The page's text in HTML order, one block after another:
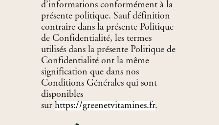
d’informations conformément à la
présente politique. Sauf définition
contraire dans la présente Politique
de Confidentialité, les termes
utilisés dans la présente Politique de
Confidentialité ont la même
signification que dans nos
Conditions Générales qui sont
disponibles
sur https://greenetvitamines.fr.